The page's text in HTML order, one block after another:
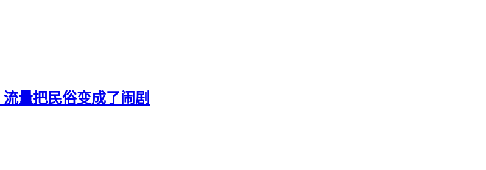
量把民俗变成了闹剧